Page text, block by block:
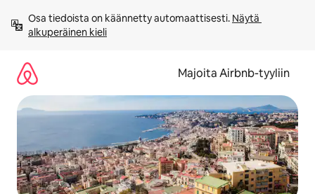
sisältö
väliin
Osa tiedoista on käännetty automaattisesti. Näytä
alkuperäinen kieli
Majoita Airbnb-tyyliin